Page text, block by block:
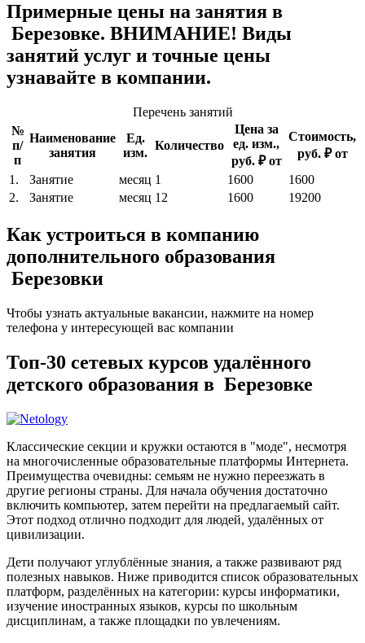
Примерные цены на занятия в
Березовке. ВНИМАНИЕ! Виды
занятий услуг и точные цены
узнавайте в компании.
Перечень занятий
№
п/
п
Наименование
занятия
Ед.
изм.
Количество
Цена за
ед. изм.,
руб. ₽ от
Стоимость,
руб. ₽ от
1.
Занятие месяц 1 1600
1600
2.
Занятие месяц 12 1600 19200
Как устроиться в компанию
дополнительного образования
Березовки
Чтобы узнать актуальные вакансии, нажмите на номер
телефона у интересующей вас компании
Топ-30 сетевых курсов удалённого
детского образования в Березовке
Классические секции и кружки остаются в "моде", несмотря
на многочисленные образовательные платформы Интернета.
Преимущества очевидны: семьям не нужно переезжать в
другие регионы страны. Для начала обучения достаточно
включить компьютер, затем перейти на предлагаемый сайт.
Этот подход отлично подходит для людей, удалённых от
цивилизации.
Дети получают углублённые знания, а также развивают ряд
полезных навыков. Ниже приводится список образовательных
платформ, разделённых на категории: курсы информатики,
изучение иностранных языков, курсы по школьным
дисциплинам, а также площадки по увлечениям.